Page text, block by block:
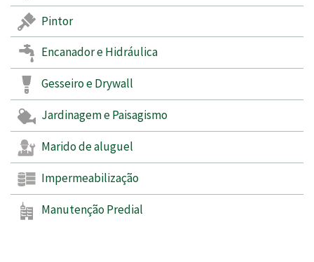
Pintor
Encanador e Hidráulica
Gesseiro e Drywall
Jardinagem e Paisagismo
Marido de aluguel
Impermeabilização
Manutenção Predial